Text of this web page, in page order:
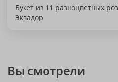
Букет из 11 разноцветных роз
Эквадор
Вы смотрели